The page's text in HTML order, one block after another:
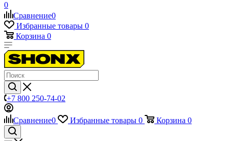
0
Сравнение0
Избранные товары 0
Корзина 0
+7 800 250-74-02
Сравнение0 Избранные товары 0 Корзина 0